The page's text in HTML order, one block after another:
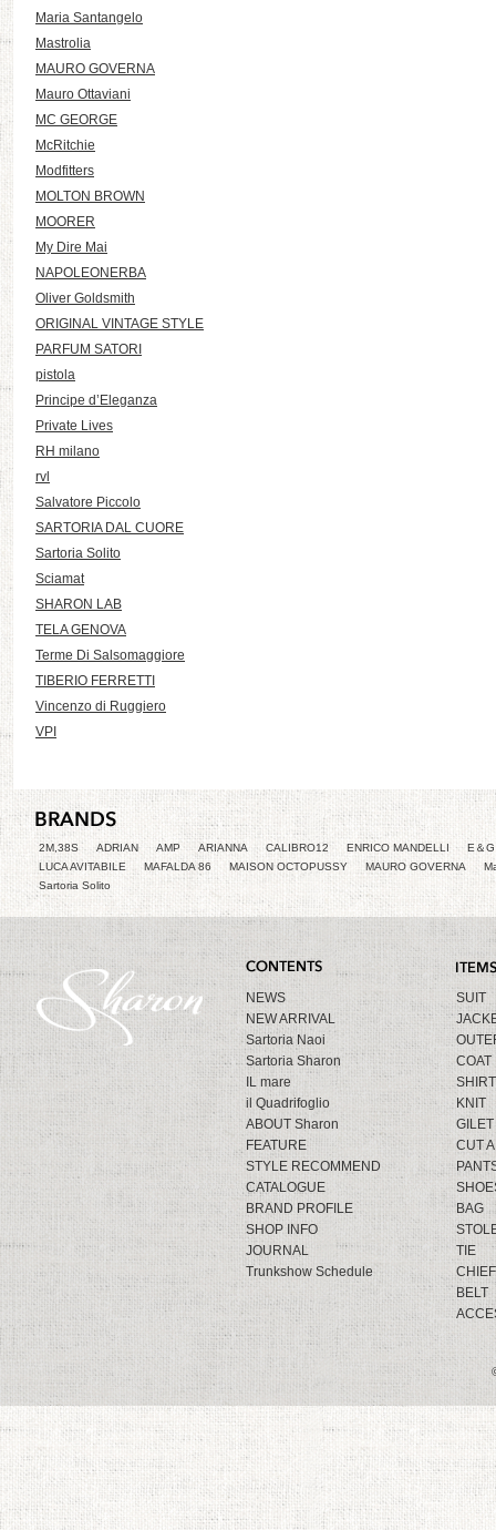
Maria Santangelo
Mastrolia
MAURO GOVERNA
Mauro Ottaviani
MC GEORGE
McRitchie
Modfitters
MOLTON BROWN
MOORER
My Dire Mai
NAPOLEONERBA
Oliver Goldsmith
ORIGINAL VINTAGE STYLE
PARFUM SATORI
pistola
Principe d’Eleganza
Private Lives
RH milano
rvl
Salvatore Piccolo
SARTORIA DAL CUORE
Sartoria Solito
Sciamat
SHARON LAB
TELA GENOVA
Terme Di Salsomaggiore
TIBERIO FERRETTI
Vincenzo di Ruggiero
VPI
2M,38S ADRIAN AMP ARIANNA CALIBRO12 ENRICO MANDELLI
E＆
LUCA AVITABILE
MAFALDA 86 MAISON OCTOPUSSY MAURO GOVERNA
Sartoria Solito
NEWS
NEW ARRIVAL
Sartoria Naoi
Sartoria Sharon
IL mare
il Quadrifoglio
ABOUT Sharon
FEATURE
STYLE RECOMMEND
CATALOGUE
BRAND PROFILE
SHOP INFO
JOURNAL
Trunkshow Schedule
SUIT
COAT
SHIRT
KNIT
GILET
CUT
BAG
TIE
CHIEF
BELT